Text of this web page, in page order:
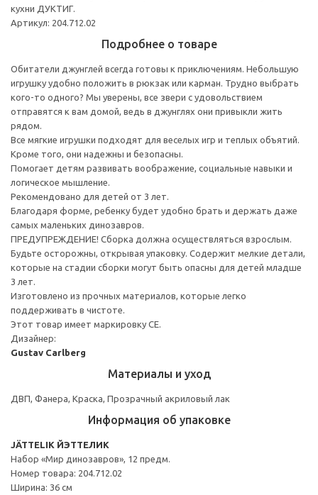
кухни ДУКТИГ.
Артикул: 204.712.02
Подробнее о товаре
Обитатели джунглей всегда готовы к приключениям. Небольшую
игрушку удобно положить в рюкзак или карман. Трудно выбрать
кого-то одного? Мы уверены, все звери с удовольствием
отправятся к вам домой, ведь в джунглях они привыкли жить
рядом.
Все мягкие игрушки подходят для веселых игр и теплых объятий.
Кроме того, они надежны и безопасны.
Помогает детям развивать воображение, социальные навыки и
логическое мышление.
Рекомендовано для детей от 3 лет.
Благодаря форме, ребенку будет удобно брать и держать даже
самых маленьких динозавров.
ПРЕДУПРЕЖДЕНИЕ! Сборка должна осуществляться взрослым.
Будьте осторожны, открывая упаковку. Содержит мелкие детали,
которые на стадии сборки могут быть опасны для детей младше
3 лет.
Изготовлено из прочных материалов, которые легко
поддерживать в чистоте.
Этот товар имеет маркировку CE.
Дизайнер:
Gustav Carlberg
Материалы и уход
ДВП, Фанера, Краска, Прозрачный акриловый лак
Информация об упаковке
JÄTTELIK ЙЭТТЕЛИК
Набор «Мир динозавров», 12 предм.
Номер товара: 204.712.02
Ширина: 36 см